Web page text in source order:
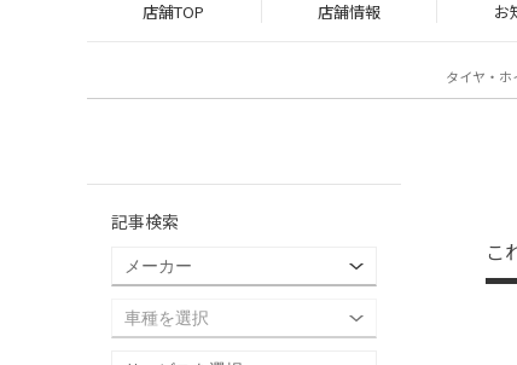
店舗TOP 店舗情報 お
タイヤ・
こ
記事検索